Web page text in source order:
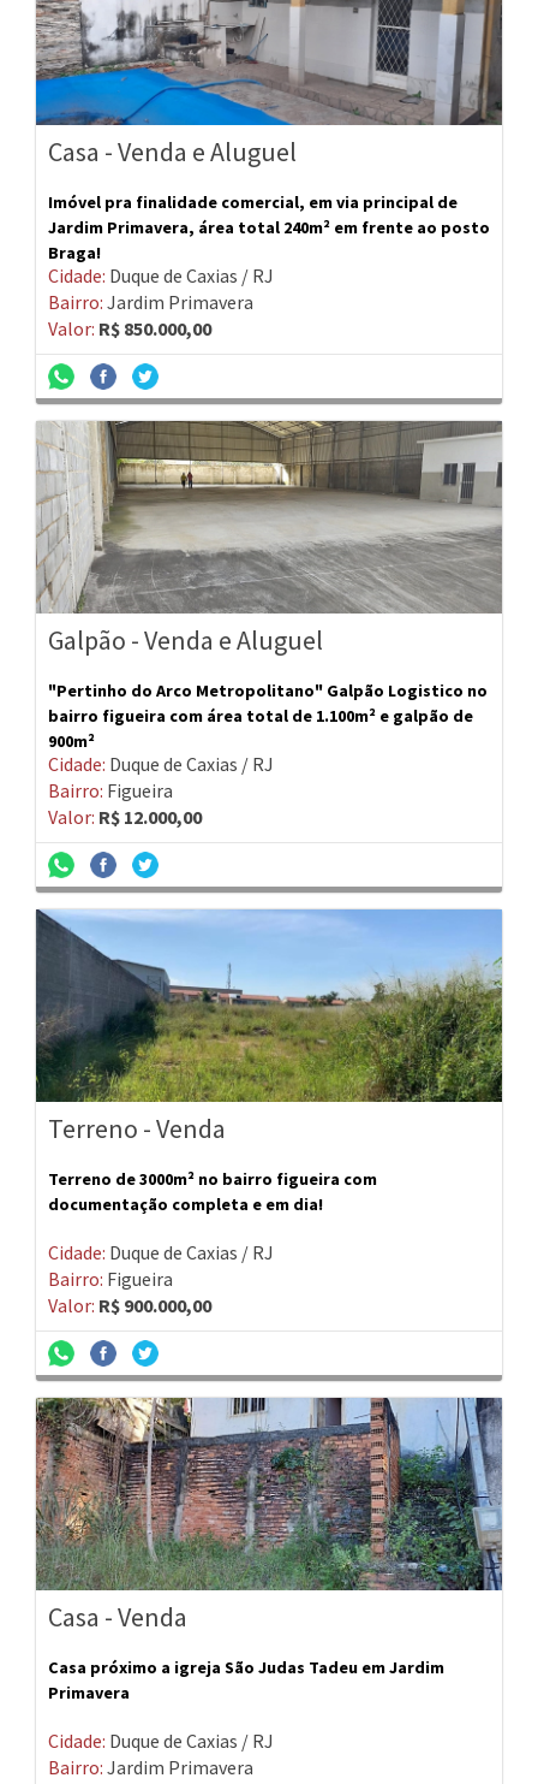
Casa - Venda e Aluguel
Imóvel pra finalidade comercial, em via principal de
Jardim Primavera, área total 240m² em frente ao posto
Braga!
Cidade: Duque de Caxias / RJ
Bairro: Jardim Primavera
Valor: R$ 850.000,00
Galpão - Venda e Aluguel
"Pertinho do Arco Metropolitano" Galpão Logistico no
bairro figueira com área total de 1.100m² e galpão de
900m²
Cidade: Duque de Caxias / RJ
Bairro: Figueira
Valor: R$ 12.000,00
Terreno - Venda
Terreno de 3000m² no bairro figueira com
documentação completa e em dia!
Cidade: Duque de Caxias / RJ
Bairro: Figueira
Valor: R$ 900.000,00
Casa - Venda
Casa próximo a igreja São Judas Tadeu em Jardim
Primavera
Cidade: Duque de Caxias / RJ
Bairro: Jardim Primavera